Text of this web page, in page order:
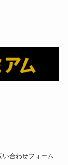
い合わせフォーム